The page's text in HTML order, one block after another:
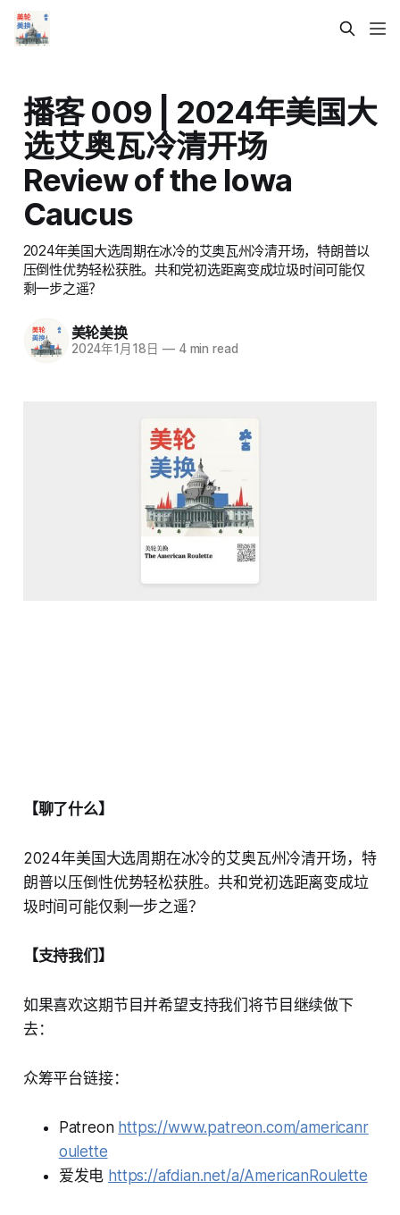
播客 009 | 2024年美国大
选艾奥瓦冷清开场
Review of the Iowa
Caucus
2024年美国大选周期在冰冷的艾奥瓦州冷清开场，特朗普以
压倒性优势轻松获胜。共和党初选距离变成垃圾时间可能仅
剩一步之遥？
美轮美换
2024年1月18日 —4 min read
【聊了什么】
2024年美国大选周期在冰冷的艾奥瓦州冷清开场，特
朗普以压倒性优势轻松获胜。共和党初选距离变成垃
圾时间可能仅剩一步之遥？
【支持我们】
如果喜欢这期节目并希望支持我们将节目继续做下
去：
众筹平台链接：
Patreon https://www.patreon.com/americanr
oulette
爱发电 https://afdian.net/a/AmericanRoulette